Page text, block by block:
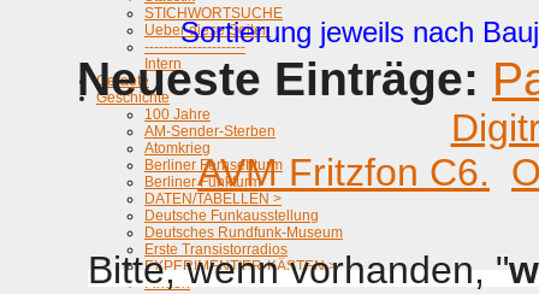
STICHWORTSUCHE
Ueber diese Seiten
---------------------
Intern
Geraete
Geschichte
100 Jahre
AM-Sender-Sterben
Atomkrieg
Berliner Fernsehturm
Berliner Funkturm
DATEN/TABELLEN >
Deutsche Funkausstellung
Deutsches Rundfunk-Museum
Erste Transistorradios
EXPERIMENTIER-KÄSTEN >
Firmen
Sortierung jeweils nach
Neueste Einträge:
AVM Fritzfon C6.
Bitte, wenn vorhanden, "